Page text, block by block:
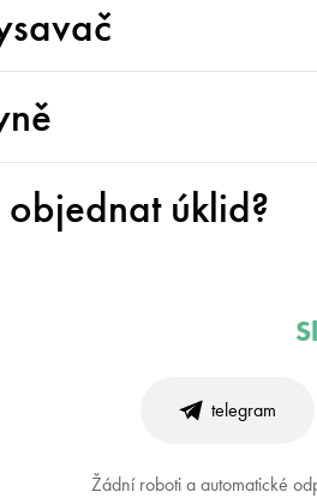
objednat úklid?
telegram
Žádní roboti a automatické